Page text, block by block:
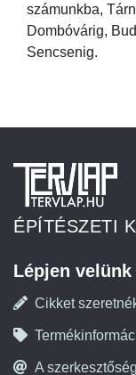
számunkba,
Dombóvárig,
Sencsenig.
ÉPÍTÉSZETI
Lépjen
Cikket
A